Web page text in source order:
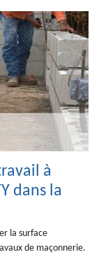
à
dans la
la surface
de maçonnerie.